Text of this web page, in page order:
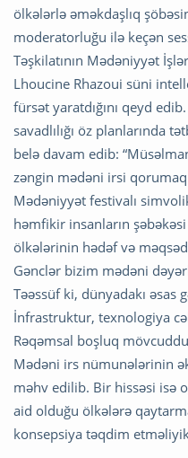
ölkələrlə əməkdaşlıq
moderatorluğu ilə keçən
Təşkilatının Mədəniyyət
Lhoucine Rhazoui süni
fürsət yaratdığını qeyd
savadlılığı öz planlarında
belə davam edib:
zəngin mədəni irsi
Mədəniyyət festivalı
həmfikir insanların
ölkələrinin hədəf və
Gənclər bizim mədəni
Təəssüf ki, dünyadakı
İnfrastruktur, texnologiya
Rəqəmsal boşluq
Mədəni irs nümunələrinin
məhv edilib. Bir hissəsi isə
aid olduğu ölkələrə
konsepsiya təqdim